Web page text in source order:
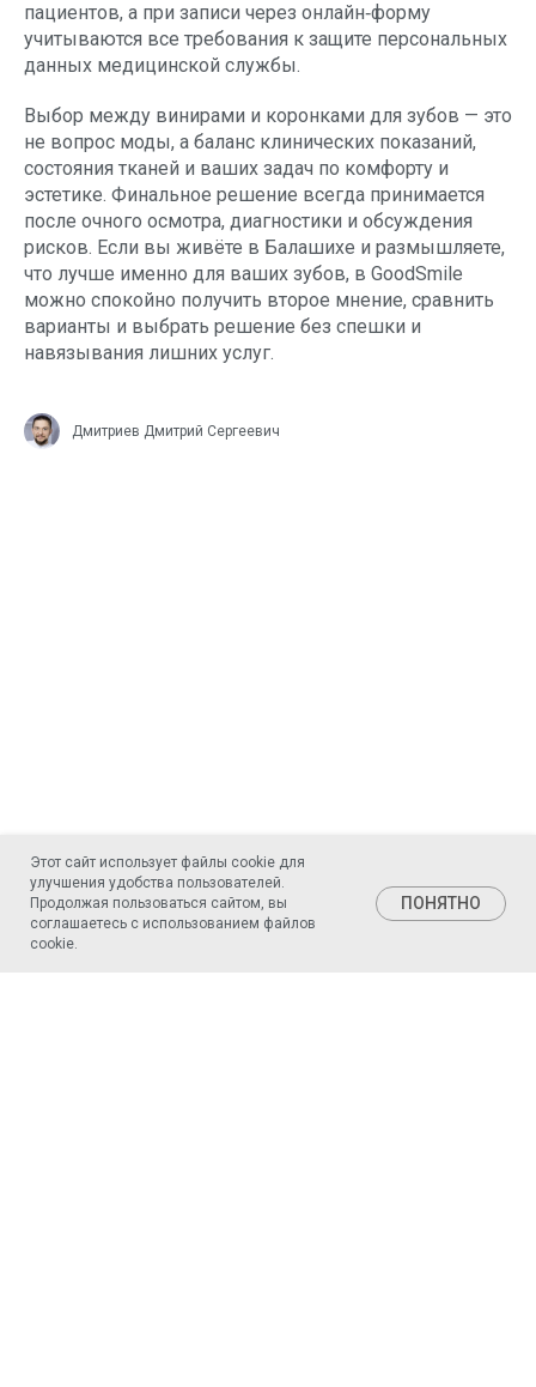
пациентов, а при записи через онлайн‑форму
учитываются все требования к защите персональных
данных медицинской службы.
Выбор между винирами и коронками для зубов — это
не вопрос моды, а баланс клинических показаний,
состояния тканей и ваших задач по комфорту и
эстетике. Финальное решение всегда принимается
после очного осмотра, диагностики и обсуждения
рисков. Если вы живёте в Балашихе и размышляете,
что лучше именно для ваших зубов, в GoodSmile
можно спокойно получить второе мнение, сравнить
варианты и выбрать решение без спешки и
навязывания лишних услуг.
Дмитриев Дмитрий Сергеевич
Позвонить
Этот сайт использует файлы cookie для
улучшения удобства пользователей.
Продолжая пользоваться сайтом, вы
соглашаетесь с использованием файлов
cookie.
ПОНЯТНО